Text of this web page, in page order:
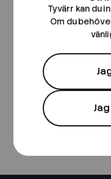
Wanted Liquid
Wanted Salt |
E-Juice
89 kr
Tyvärr kan du
Om du